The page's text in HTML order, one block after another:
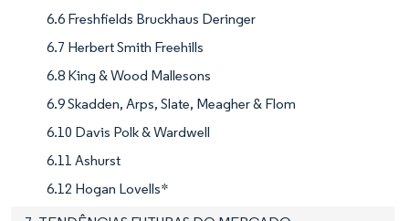
6.6 Freshfields Bruckhaus Deringer
6.7 Herbert Smith Freehills
6.8 King & Wood Mallesons
6.9 Skadden, Arps, Slate, Meagher & Flom
6.10 Davis Polk & Wardwell
6.11 Ashurst
6.12 Hogan Lovells*